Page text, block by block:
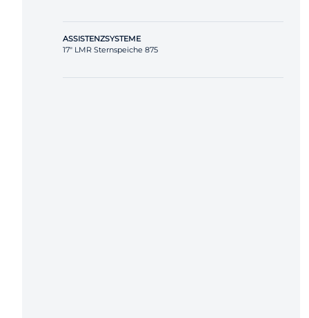
ASSISTENZSYSTEME
17" LMR Sternspeiche 875